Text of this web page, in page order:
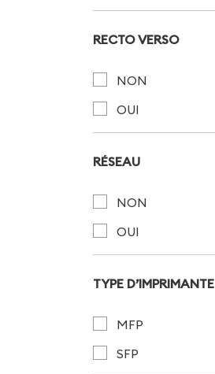
RECTO VERSO
NON
OUI
RÉSEAU
NON
OUI
TYPE D’IMPRIMANTE
MFP
SFP